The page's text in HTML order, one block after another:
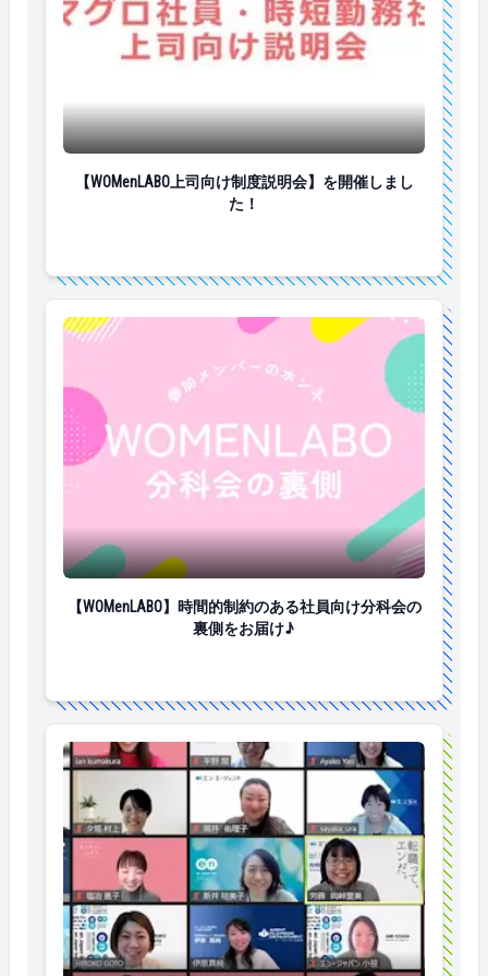
【WOMenLABO上司向け制度説明会】を開催しました！
【WOMenLABO上司向け制度説明会】を開催しまし
た！
【WOMenLABO】時間的制約のある社員向け分科会の
【WOMenLABO】時間的制約のある社員向け分科会の
裏側をお届け♪